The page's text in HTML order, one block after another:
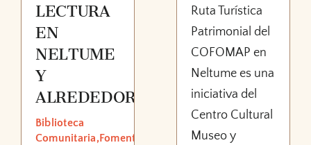
LECTURA
EN
NELTUME
Y
ALREDEDORES
Biblioteca
Comunitaria,Fomento
Ruta Turística
Patrimonial del
COFOMAP en
Neltume es una
iniciativa del
Centro Cultural
Museo y